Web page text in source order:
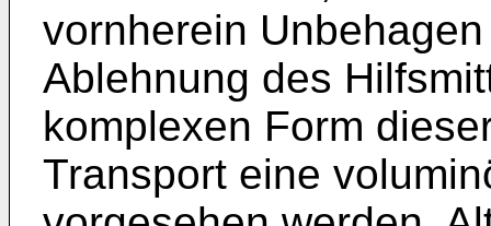
vornherein
Ablehnung des
komplexen Form
Transport eine